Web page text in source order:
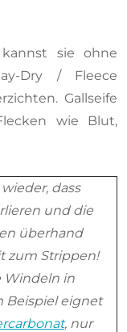
sie ohne
Dry / Fleece
Gallseife
wie Blut,
dass
und die
überhand
zum Strippen!
Windeln in
Beispiel eignet
, nur